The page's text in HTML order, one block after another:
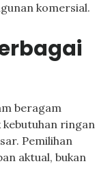
komersial.
beragam
ringan
Pemilihan
aktual, bukan